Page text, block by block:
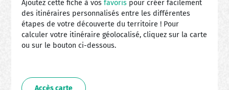
Ajoutez cette fiche à vosfavoris pour créer facilement
des itinéraires personnalisés entre les différentes
étapes de votre découverte du territoire ! Pour
calculer votre itinéraire géolocalisé, cliquez sur la carte
ou sur le bouton ci-dessous.
Accès carte